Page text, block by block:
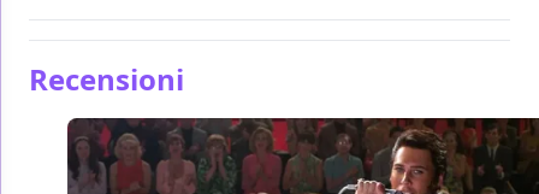
Recensioni